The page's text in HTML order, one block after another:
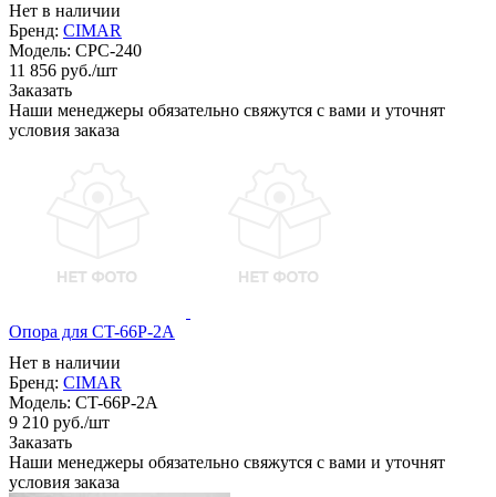
Нет в наличии
Бренд: CIMAR
Модель: CPC-240
11 856 руб./шт
Заказать
Наши менеджеры обязательно свяжутся с вами и уточнят
условия заказа
Опора для CT-66P-2A
Нет в наличии
Бренд: CIMAR
Модель: CT-66P-2A
9 210 руб./шт
Заказать
Наши менеджеры обязательно свяжутся с вами и уточнят
условия заказа